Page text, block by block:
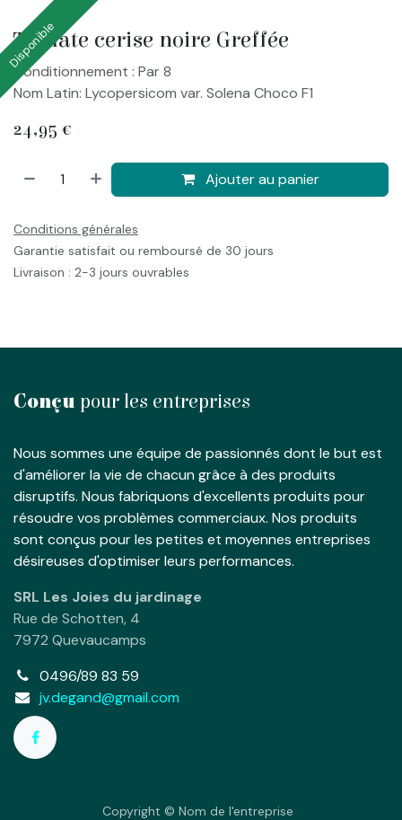
Tomate cerise noire Greffée
Disponible
Conditionnement : Par 8
Nom Latin: Lycopersicom var. Solena Choco F1
24,95 €
Ajouter au panier
Conditions générales
Garantie satisfait ou remboursé de 30 jours
Livraison : 2-3 jours ouvrables
Conçu pour les entreprises
Nous sommes une équipe de passionnés dont le but est
d'améliorer la vie de chacun grâce à des produits
disruptifs. Nous fabriquons d'excellents produits pour
résoudre vos problèmes commerciaux. Nos produits
sont conçus pour les petites et moyennes entreprises
désireuses d'optimiser leurs performances.
SRL Les Joies du jardinage
Rue de Schotten, 4
7972 Quevaucamps
0496/89 83 59
jv.degand@gmail.com
Copyright © Nom de l'entreprise